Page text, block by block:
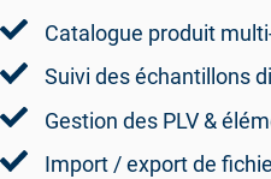
Catalogue produit
Suivi des échantillons
Gestion des PLV &
Import / export de